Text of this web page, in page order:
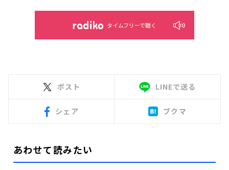
タイムフリーで聴く
ポスト LINEで送る
シェア ブクマ
あわせて読みたい